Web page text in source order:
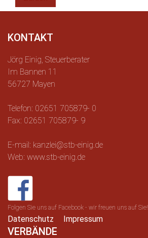
KONTAKT
Jörg Einig, Steuerberater
Im Bannen 11
56727 Mayen
Telefon: 02651 705879- 0
Fax: 02651 705879- 9
E-mail: kanzlei@stb-einig.de
Web: www.stb-einig.de
Folgen Sie uns auf Facebook - wir freuen uns auf Sie!
Datenschutz Impressum
VERBÄNDE